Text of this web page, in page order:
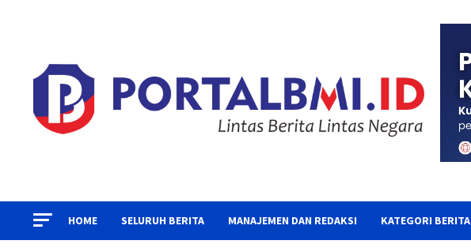
HOME SELURUH BERITA MANAJEMEN DAN REDAKSI KATEGORI BERITA